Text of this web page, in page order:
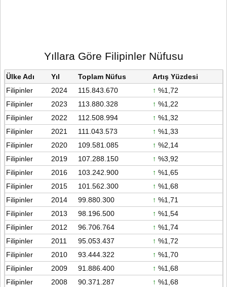
Yıllara Göre Filipinler Nüfusu
Ülke Adı Yıl Toplam Nüfus
Artış Yüzdesi
Filipinler
2024 115.843.670 ↑ %1,72
Filipinler
2023 113.880.328 ↑ %1,22
Filipinler
2022 112.508.994 ↑ %1,32
Filipinler
2021 111.043.573 ↑ %1,33
Filipinler
2020 109.581.085 ↑ %2,14
Filipinler
2019 107.288.150 ↑ %3,92
Filipinler
2016 103.242.900 ↑ %1,65
Filipinler
2015 101.562.300 ↑ %1,68
Filipinler
2014 99.880.300 ↑ %1,71
Filipinler
2013 98.196.500 ↑ %1,54
Filipinler
2012 96.706.764 ↑ %1,74
Filipinler
2011 95.053.437 ↑ %1,72
Filipinler
2010 93.444.322 ↑ %1,70
Filipinler
2009 91.886.400 ↑ %1,68
Filipinler
2008 90.371.287 ↑ %1,68